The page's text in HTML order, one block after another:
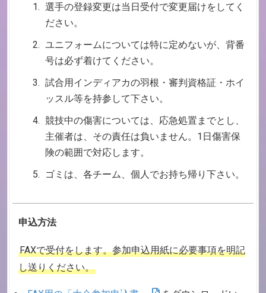
選手の登録変更は当日受付で変更届けをしてく
ださい。
ユニフォームについては特に定めないが、背番
号は必ず着けてください。
試合用インディアカの羽根・審判資格証・ホイ
ッスル等を持参して下さい。
競技中の傷害については、応急処置までとし、
主催者は、その責任は負いません。1日傷害保
険の範囲で対応します。
ゴミは、各チーム、個人でお持ち帰り下さい。
申込方法
FAXで受付をします。参加申込用紙に必要事項を明記
し送りください。